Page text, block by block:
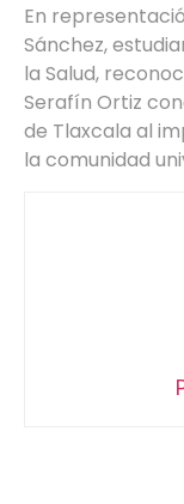
En
Sánchez,
la Salud,
Serafín Ortiz
de Tlaxcala al
la comunidad